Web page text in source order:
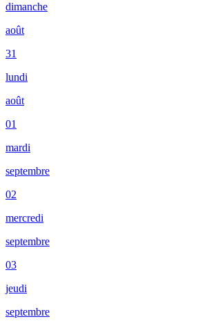
dimanche
août
31
lundi
août
01
mardi
septembre
02
mercredi
septembre
03
jeudi
septembre